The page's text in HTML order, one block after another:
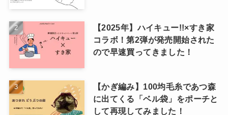
【2025年】ハイキュー!!×すき家
コラボ！第2弾が発売開始された
ので早速買ってきました！
【かぎ編み】100均毛糸であつ森
に出てくる「ベル袋」をポーチと
して再現してみました！